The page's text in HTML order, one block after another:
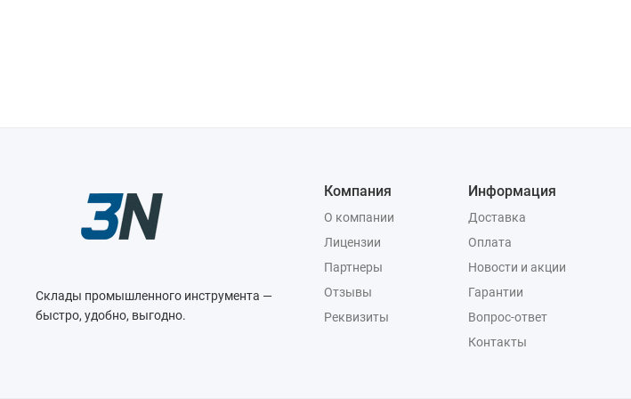
Склады промышленного инструмента —
быстро, удобно, выгодно.
Компания
О компании
Лицензии
Партнеры
Отзывы
Реквизиты
Информация
Доставка
Оплата
Новости и акции
Гарантии
Вопрос-ответ
Контакты